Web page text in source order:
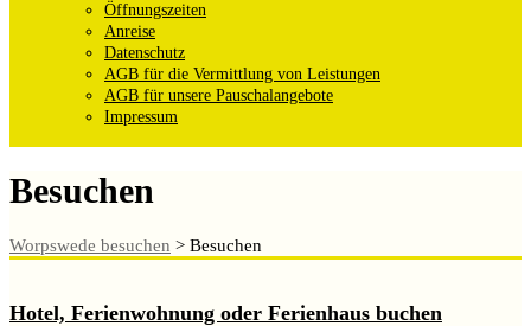
Öffnungszeiten
Anreise
Datenschutz
AGB für die Vermittlung von Leistungen
AGB für unsere Pauschalangebote
Impressum
Besuchen
Worpswede besuchen > Besuchen
Hotel, Ferienwohnung oder Ferienhaus buchen